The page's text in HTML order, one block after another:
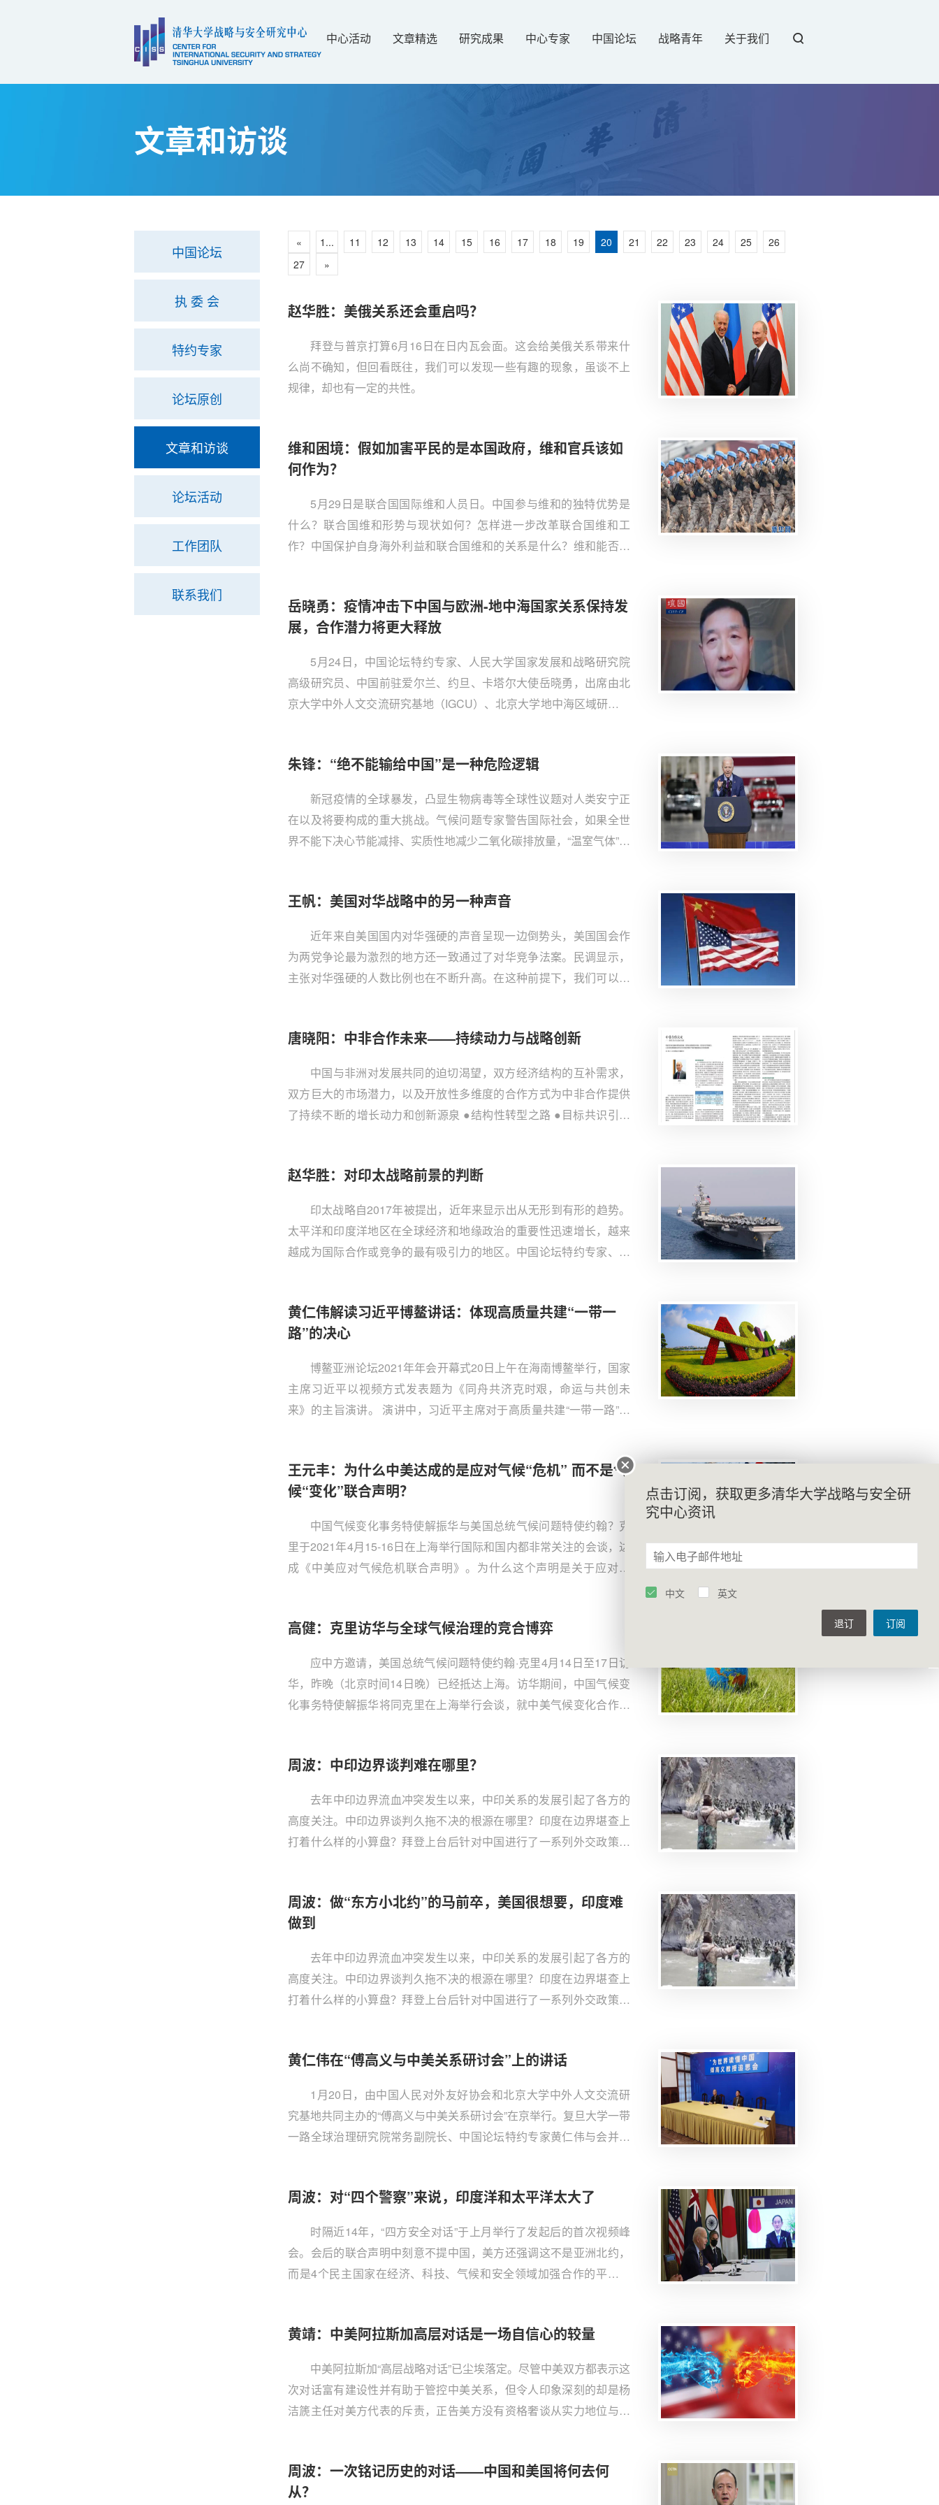
中心活动 文章精选 研究成果 中心专家 中国论坛 战略青年 关于我们
文章和访谈
中国论坛
执 委 会
特约专家
论坛原创
文章和访谈
论坛活动
工作团队
联系我们
« 1... 11 12 13 14 15 16 17 18 19 20 21 22 23 24 25
26
27
»
赵华胜：美俄关系还会重启吗？
拜登与普京打算6月16日在日内瓦会面。这会给美俄关系带来什
么尚不确知，但回看既往，我们可以发现一些有趣的现象，虽谈不上
规律，却也有一定的共性。
维和困境：假如加害平民的是本国政府，维和官兵该如
何作为？
5月29日是联合国国际维和人员日。中国参与维和的独特优势是
什么？联合国维和形势与现状如何？怎样进一步改革联合国维和工
作？中国保护自身海外利益和联合国维和的关系是什么？维和能否成
心原主任周波访谈如下。
岳晓勇：疫情冲击下中国与欧洲-地中海国家关系保持发
展，合作潜力将更大释放
5月24日，中国论坛特约专家、人民大学国家发展和战略研究院
高级研究员、中国前驻爱尔兰、约旦、卡塔尔大使岳晓勇，出席由北
京大学中外人文交流研究基地（IGCU）、北京大学地中海区域研究中
Region and China），并在“欧洲-地中海与中国：形成中的选择”环节
朱锋：“绝不能输给中国”是一种危险逻辑
新冠疫情的全球暴发，凸显生物病毒等全球性议题对人类安宁正
在以及将要构成的重大挑战。气候问题专家警告国际社会，如果全世
界不能下决心节能减排、实质性地减少二氧化碳排放量，“温室气体”效
碳达峰和碳中和的时间表。中美两国作为全球两大碳排放国，气变合
却令人不安。
王帆：美国对华战略中的另一种声音
近年来自美国国内对华强硬的声音呈现一边倒势头，美国国会作
为两党争论最为激烈的地方还一致通过了对华竞争法案。民调显示，
主张对华强硬的人数比例也在不断升高。在这种前提下，我们可以判
唐晓阳：中非合作未来——持续动力与战略创新
中国与非洲对发展共同的迫切渴望，双方经济结构的互补需求，
双方巨大的市场潜力，以及开放性多维度的合作方式为中非合作提供
了持续不断的增长动力和创新源泉 ●结构性转型之路 ●目标共识引导
赵华胜：对印太战略前景的判断
印太战略自2017年被提出，近年来显示出从无形到有形的趋势。
太平洋和印度洋地区在全球经济和地缘政治的重要性迅速增长，越来
越成为国际合作或竞争的最有吸引力的地区。中国论坛特约专家、复
制约因素。在美日印澳四国对话机制的引导和欧洲的印太战略的助推
下，未来，印太战略很可能将逐渐有形化，并继续发展扩大。
黄仁伟解读习近平博鳌讲话：体现高质量共建“一带一
路”的决心
博鳌亚洲论坛2021年年会开幕式20日上午在海南博鳌举行，国家
主席习近平以视频方式发表题为《同舟共济克时艰，命运与共创未
来》的主旨演讲。 演讲中，习近平主席对于高质量共建“一带一路”提
理研究院常务副院长、清华大学战略与安全研究中心学术委员、中国
论坛特约专家黄仁伟对此做出以下解读。
王元丰：为什么中美达成的是应对气候“危机” 而不是气
候“变化”联合声明？
中国气候变化事务特使解振华与美国总统气候问题特使约翰？克
里于2021年4月15-16日在上海举行国际和国内都非常关注的会谈，达
成《中美应对气候危机联合声明》。为什么这个声明是关于应对气
高健：克里访华与全球气候治理的竞合博弈
应中方邀请，美国总统气候问题特使约翰·克里4月14日至17日访
华，昨晚（北京时间14日晚）已经抵达上海。访华期间，中国气候变
化事务特使解振华将同克里在上海举行会谈，就中美气候变化合作、
举措是美国在对华关系中实施多面战略的具体体现，美方将全球气候
国博弈绝不仅仅是“合作共赢”一词可以简单概括的，这一领域对未来全
球产业结构的调整、经济增长的模式与发展话语权的构建具有极为深
远的战略意义。
周波：中印边界谈判难在哪里？
去年中印边界流血冲突发生以来，中印关系的发展引起了各方的
高度关注。中印边界谈判久拖不决的根源在哪里？印度在边界堪查上
打着什么样的小算盘？拜登上台后针对中国进行了一系列外交政策的
心研究员、中国论坛特聘专家周波。
周波：做“东方小北约”的马前卒，美国很想要，印度难
做到
去年中印边界流血冲突发生以来，中印关系的发展引起了各方的
高度关注。中印边界谈判久拖不决的根源在哪里？印度在边界堪查上
打着什么样的小算盘？拜登上台后针对中国进行了一系列外交政策的
心研究员、中国论坛特聘专家周波。
黄仁伟在“傅高义与中美关系研讨会”上的讲话
1月20日，由中国人民对外友好协会和北京大学中外人文交流研
究基地共同主办的“傅高义与中美关系研讨会”在京举行。复旦大学一带
一路全球治理研究院常务副院长、中国论坛特约专家黄仁伟与会并发
周波：对“四个警察”来说，印度洋和太平洋太大了
时隔近14年，“四方安全对话”于上月举行了发起后的首次视频峰
会。会后的联合声明中刻意不提中国，美方还强调这不是亚洲北约，
而是4个民主国家在经济、科技、气候和安全领域加强合作的平台。
meaningless or doomed to failure"认为，“四方安全对话”实质上就是
非排他的，否则这个小集团的未来并不光明。它可能存活，但不可能
壮大。中国论坛全文翻译，国内首发，以飨读者。
黄靖：中美阿拉斯加高层对话是一场自信心的较量
中美阿拉斯加“高层战略对话”已尘埃落定。尽管中美双方都表示这
次对话富有建设性并有助于管控中美关系，但令人印象深刻的却是杨
洁篪主任对美方代表的斥责，正告美方没有资格奢谈从实力地位与中
周波：一次铭记历史的对话——中国和美国将何去何
从？
点击订阅，获取更多清华大学战略与安全研
究中心资讯
中文 英文
订阅
退订